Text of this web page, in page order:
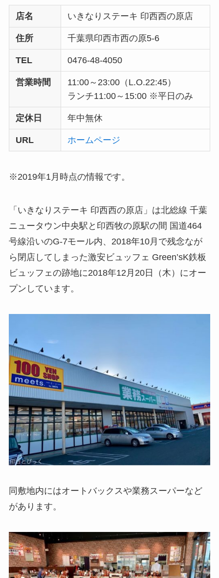
店名 いきなりステーキ 印西西の原店
住所 千葉県印西市西の原5-6
TEL 0476-48-4050
営業時間
11:00～23:00（L.O.22:45）
ランチ11:00～15:00 ※平日のみ
定休日 年中無休
URL ホームページ
※2019年1月時点の情報です。
「いきなりステーキ 印西西の原店」は北総線 千葉
ニュータウン中央駅と印西牧の原駅の間 国道464
号線沿いのG-7モール内、2018年10月で残念なが
ら閉店してしまった激安ビュッフェ Green’sK鉄板
ビュッフェの跡地に2018年12月20日（木）にオー
プンしています。
同敷地内にはオートバックスや業務スーパーなど
があります。